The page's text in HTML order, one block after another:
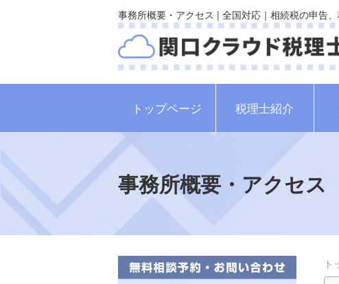
事務所概要・アクセス | 全国対応｜相続税の申告
トップページ 税理士紹介
事務所概要・アクセス
ト